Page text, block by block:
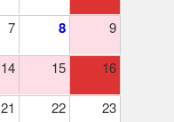
7 8 9
14 15 16
21 22 23